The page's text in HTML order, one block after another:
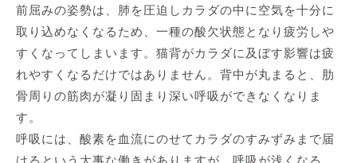
前屈みの姿勢は、肺を圧迫しカラダの中に空気を十分に
取り込めなくなるため、一種の酸欠状態となり疲労しや
すくなってしまいます。猫背がカラダに及ぼす影響は疲
れやすくなるだけではありません。背中が丸まると、肋
骨周りの筋肉が凝り固まり深い呼吸ができなくなりま
す。
呼吸には、酸素を血流にのせてカラダのすみずみまで届
けるという大事な働きがありますが、呼吸が浅くなる